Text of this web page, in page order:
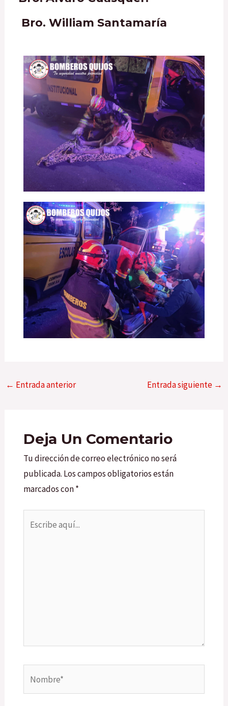
Bro. William Santamaría
← Entrada anterior Entrada siguiente →
Deja Un Comentario
Tu dirección de correo electrónico no será
publicada. Los campos obligatorios están
marcados con*